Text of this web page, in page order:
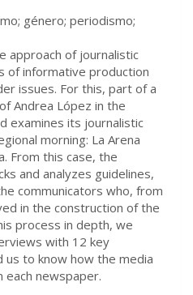
género; periodismo;
approach of journalistic
of informative production
issues. For this, part of a
Andrea López in the
examines its journalistic
morning: La Arena
From this case, the
and analyzes guidelines,
communicators who, from
in the construction of the
process in depth, we
with 12 key
us to know how the media
newspaper.